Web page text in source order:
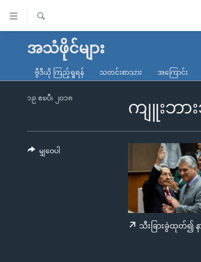
လွယ်ကူ
သည့်
မူလစာမျက်နှာ
ကမ္ဘာ့သတင်းများ
နိုင်ငံတကာ
တရုတ်
အစ္စရေး-ပါလက်စတိုင်း
ရပ်ဝန်းတခု လမ်းတခု အလွန်
အင်္ဂလိပ်စာလေ့လာမယ်
ရ
အသံဖိုင်များ
ဗွီဒီယို ကြည့်ရှုရန် သတင်းစာသား အကြောင်း
ကျူးဘာ
၁၉ ဧၿပီ၊ ၂၀၁၈
သီးခြားခွဲထုတ်၍
မျှဝေပါ